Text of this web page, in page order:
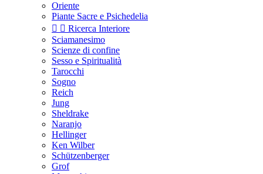
Oriente
Piante Sacre e Psichedelia
  Ricerca Interiore
Sciamanesimo
Scienze di confine
Sesso e Spiritualità
Tarocchi
Sogno
Reich
Jung
Sheldrake
Naranjo
Hellinger
Ken Wilber
Schützenberger
Grof